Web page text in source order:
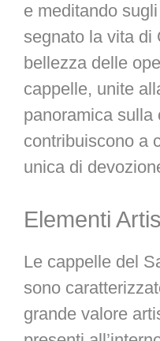
e meditando
segnato la vita di
bellezza delle
cappelle, unite
panoramica sulla
contribuiscono a
unica di
Elementi
Le cappelle del
sono
grande valore